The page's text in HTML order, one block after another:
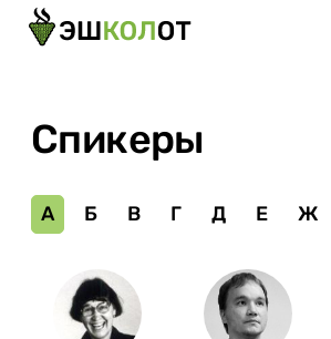
Спикеры
А Б В Г Д Е Ж